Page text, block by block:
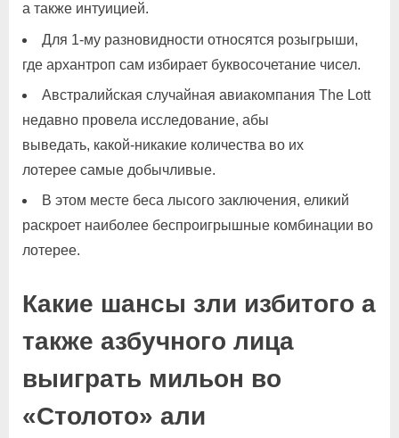
а также интуицией.
Для 1-му разновидности относятся розыгрыши,
где архантроп сам избирает буквосочетание чисел.
Австралийская случайная авиакомпания The Lott
недавно провела исследование, абы
выведать, какой-никакие количества во их
лотерее самые добычливые.
В этом месте беса лысого заключения, еликий
раскроет наиболее беспроигрышные комбинации во
лотерее.
Какие шансы зли избитого а
также азбучного лица
выиграть мильон во
«Столото» али